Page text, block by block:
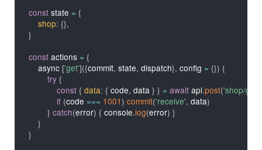
const state = {
shop: {},
}
const actions = {
    async
['get']({commit, state, dispatch}, config = {}) {
try {
const { data: { code, data } } = await api.post('shop/
if (code === 1001) commit('receive', data)
} catch(error) { console.log(error) }
}
}